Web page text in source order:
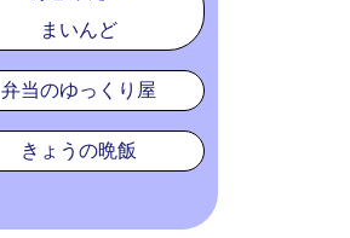
まいんど
弁当のゆっくり屋
きょうの晩飯